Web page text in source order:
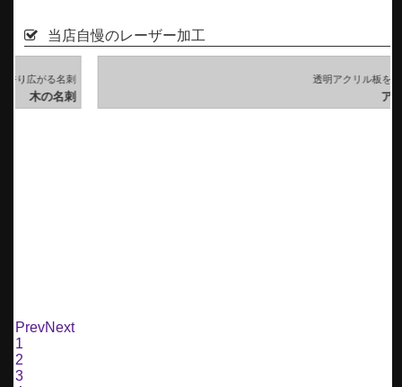
当店自慢のレーザー加工
透明アクリル板を使用した名刺
PrevNext
1
2
3